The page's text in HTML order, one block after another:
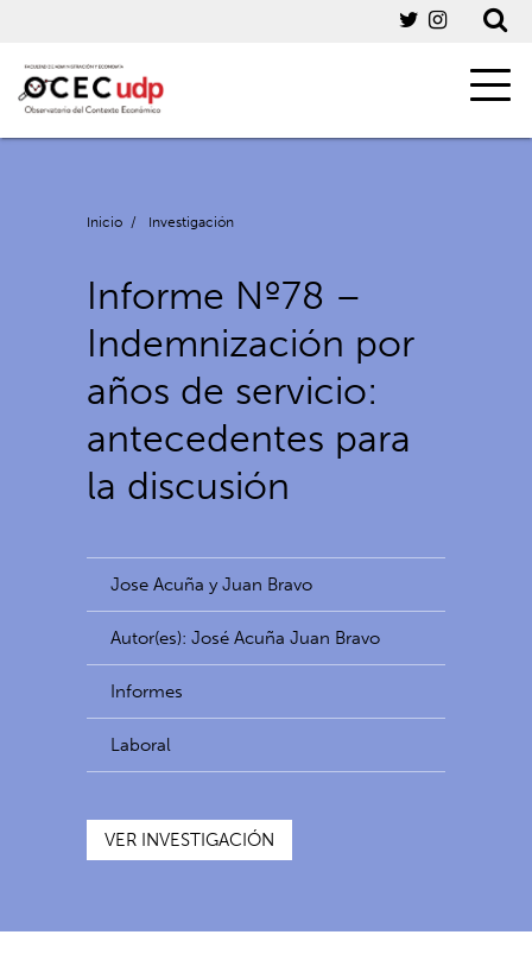
Inicio / Investigación
Informe Nº78 –
Indemnización por
años de servicio:
antecedentes para
la discusión
Jose Acuña y Juan Bravo
Autor(es): José Acuña Juan Bravo
Informes
Laboral
VER INVESTIGACIÓN